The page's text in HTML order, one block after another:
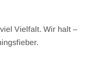
Vielfalt. Wir halt –